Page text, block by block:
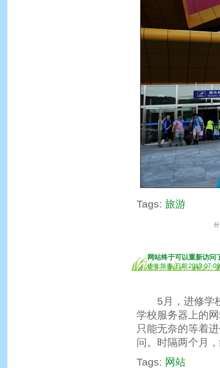
Tags: 旅游
网站终于可以重新访问
作者:陈勇 日期:2013-07-09
5月，进修学校
学校服务器上的
只能无奈的等着
问。时隔两个月
Tags: 网站